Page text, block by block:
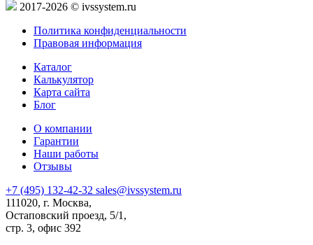
2017-2026 © ivssystem.ru
Политика конфиденциальности
Правовая информация
Каталог
Калькулятор
Карта сайта
Блог
О компании
Гарантии
Наши работы
Отзывы
+7 (495) 132-42-32 sales@ivssystem.ru
111020, г. Москва,
Остаповский проезд, 5/1,
стр. 3, офис 392